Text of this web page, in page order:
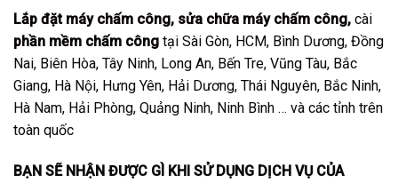
Lắp đặt máy chấm công, sửa chữa máy chấm công, cài
phần mềm chấm công tại Sài Gòn, HCM, Bình Dương, Đồng
Nai, Biên Hòa, Tây Ninh, Long An, Bến Tre, Vũng Tàu, Bắc
Giang, Hà Nội, Hưng Yên, Hải Dương, Thái Nguyên, Bắc Ninh,
Hà Nam, Hải Phòng, Quảng Ninh, Ninh Bình … và các tỉnh trên
toàn quốc
BẠN SẼ NHẬN ĐƯỢC GÌ KHI SỬ DỤNG DỊCH VỤ CỦA